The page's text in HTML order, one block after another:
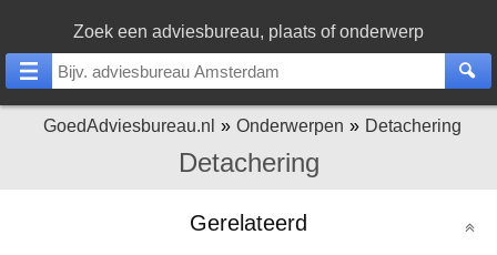
Zoek een adviesbureau, plaats of onderwerp
GoedAdviesbureau.nl Onderwerpen Detachering
Detachering
Gerelateerd